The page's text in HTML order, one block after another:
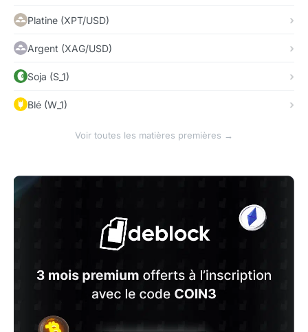
Platine (XPT/USD)
Argent (XAG/USD)
Soja (S_1)
Blé (W_1)
Voir toutes les matières premières →